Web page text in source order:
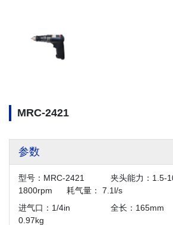
MRC-2421
参数
型号：MRC-2421 夹头能力：1.5-
1800rpm 耗气量： 7.1l/s
进气口：1/4in 全长：
0.97kg